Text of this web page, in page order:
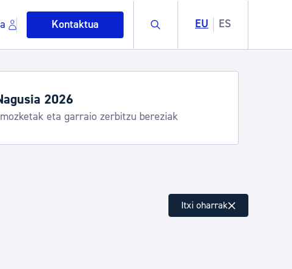
Kontaktua Buscar EU ES
eta ingurumena
2026
eta garraio zerbitzu bereziak
Itxi oharrak